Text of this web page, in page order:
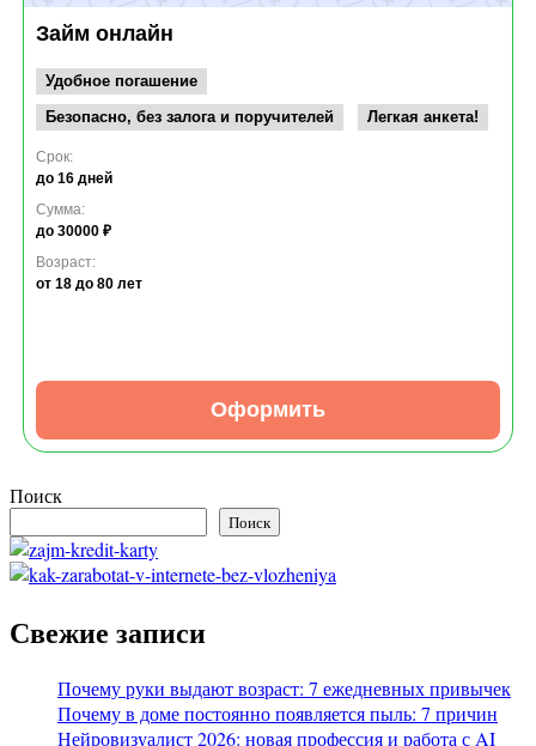
Займ онлайн
Удобное погашение
Безопасно, без залога и поручителей
Легкая анкета!
Срок:
до 16 дней
Сумма:
до 30000 ₽
Возраст:
от 18 до 80 лет
Оформить
Поиск
Поиск
Свежие записи
Почему руки выдают возраст: 7 ежедневных привычек
Почему в доме постоянно появляется пыль: 7 причин
Нейровизуалист 2026: новая профессия и работа с AI